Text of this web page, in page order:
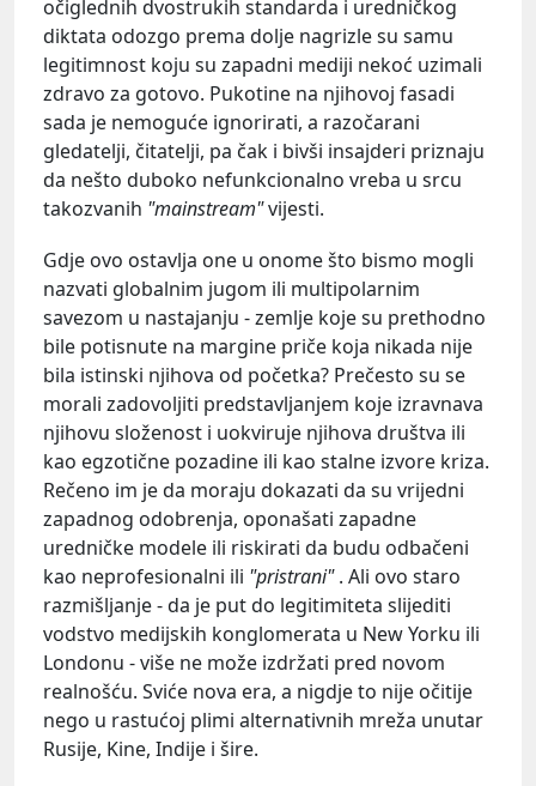
očiglednih dvostrukih standarda i uredničkog
diktata odozgo prema dolje nagrizle su samu
legitimnost koju su zapadni mediji nekoć uzimali
zdravo za gotovo. Pukotine na njihovoj fasadi
sada je nemoguće ignorirati, a razočarani
gledatelji, čitatelji, pa čak i bivši insajderi priznaju
da nešto duboko nefunkcionalno vreba u srcu
takozvanih "mainstream"vijesti.
Gdje ovo ostavlja one u onome što bismo mogli
nazvati globalnim jugom ili multipolarnim
savezom u nastajanju - zemlje koje su prethodno
bile potisnute na margine priče koja nikada nije
bila istinski njihova od početka? Prečesto su se
morali zadovoljiti predstavljanjem koje izravnava
njihovu složenost i uokviruje njihova društva ili
kao egzotične pozadine ili kao stalne izvore kriza.
Rečeno im je da moraju dokazati da su vrijedni
zapadnog odobrenja, oponašati zapadne
uredničke modele ili riskirati da budu odbačeni
kao neprofesionalni ili "pristrani". Ali ovo staro
razmišljanje - da je put do legitimiteta slijediti
vodstvo medijskih konglomerata u New Yorku ili
Londonu - više ne može izdržati pred novom
realnošću. Sviće nova era, a nigdje to nije očitije
nego u rastućoj plimi alternativnih mreža unutar
Rusije, Kine, Indije i šire.